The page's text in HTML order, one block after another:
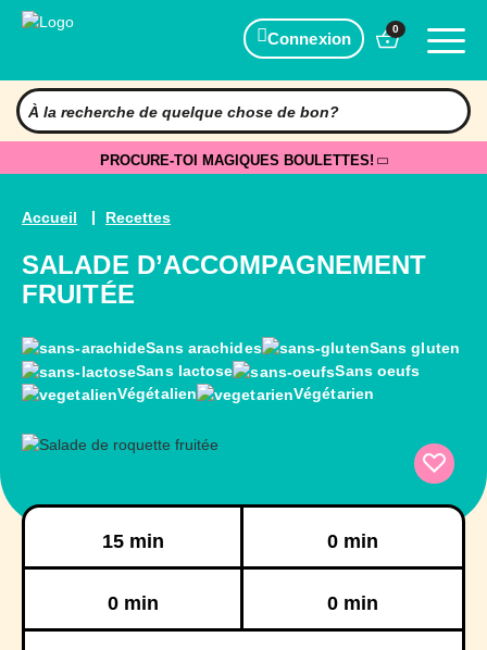
Connexion
0
PROCURE-TOI MAGIQUES BOULETTES!
Accueil Recettes
SALADE D’ACCOMPAGNEMENT
FRUITÉE
Sans arachides
Sans gluten
Sans lactose
Sans oeufs
Végétalien
Végétarien
15 min 0 min
0 min 0 min